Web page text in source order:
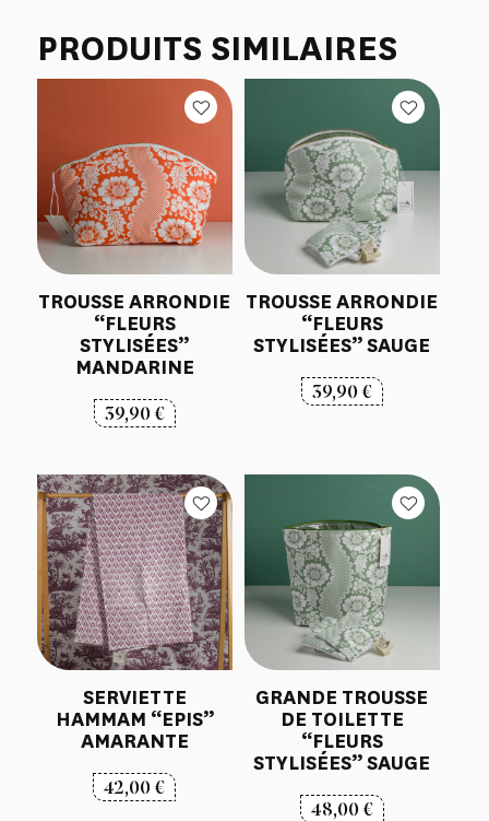
PRODUITS SIMILAIRES
TROUSSE ARRONDIE
“FLEURS
STYLISÉES”
MANDARINE
39,90€
TROUSSE ARRONDIE
“FLEURS
STYLISÉES” SAUGE
39,90€
SERVIETTE
HAMMAM “EPIS”
AMARANTE
42,00€
GRANDE TROUSSE
DE TOILETTE
“FLEURS
STYLISÉES” SAUGE
48,00€